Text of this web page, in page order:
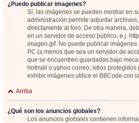
¿Puedo publicar imagenes?
Sí, las imágenes se pueden mostrar en
administración permite adjuntar
directamente al foro. De otra manera,
en un servidor de acceso público, e.j.
imagen.gif. No puede publicar imágenes
PC (a menos que sea un servidor de
que se encuentren guardadas bajo
hotmail o yahoo correo, sitios protegidos
exhibir imágenes utilice el BBCode con
Arriba
¿Qué son los anuncios globales?
Los anuncios globales contienen